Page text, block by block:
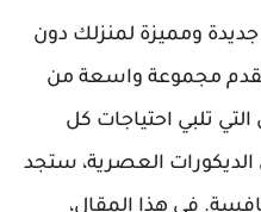
ومميزة لمنزلك دون
مجموعة واسعة من
تلبي احتياجات كل
الديكورات العصرية، ستجد
في هذا المقال،